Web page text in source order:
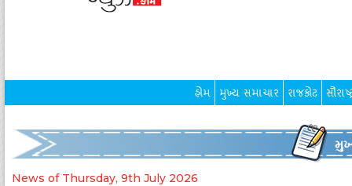
હોમ મુખ્ય સમાચાર રાજકોટ
News of Thursday, 9th July 2026